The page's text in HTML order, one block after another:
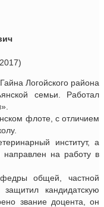
Логойского района
семьи. Работал
флоте, с отличием
институт, а
на работу в
общей, частной
кандидатскую
звание доцента, он